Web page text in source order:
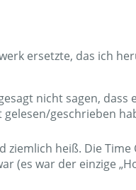
ersetzte, das ich
nicht sagen, dass
geschrieben
heiß. Die Time
(es war der einzige